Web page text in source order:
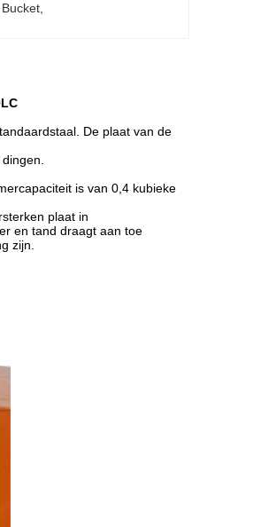
De plaat van de
is van 0,4 kubieke
plaat in
en tand draagt aan toe
zijn.